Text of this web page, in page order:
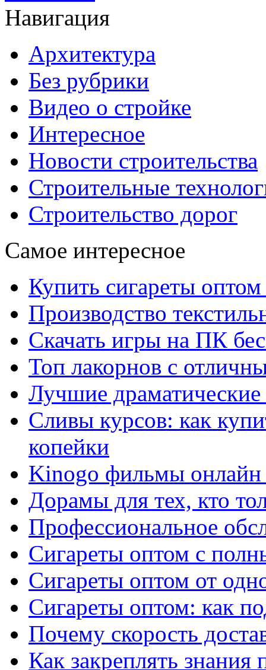
Навигация
Архитектура
Без рубрики
Видео о стройке
Интересное
Новости строительства
Строительные
Строительство дорог
Самое интересное
Купить сигареты
Производство
Скачать игры на ПК
Топ лакорнов с
Лучшие
Сливы курсов: как
копейки
Kinogo фильмы онлайн
Дорамы для тех, кто
Профессиональное
Сигареты оптом с
Сигареты оптом от
Сигареты оптом: как
Почему скорость
Как закреплять знания